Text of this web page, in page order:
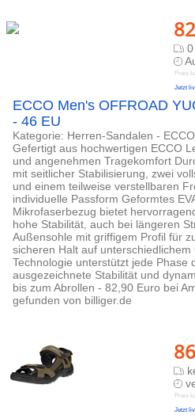
0
Preis
Jetzt
ECCO Men's OFFROAD
- 46 EU
Kategorie: Herren-Sandalen -
Gefertigt aus hochwertigen ECCO
und angenehmen Tragekomfort
mit seitlicher Stabilisierung, zwei
und einem teilweise verstellbaren
individuelle Passform Geformtes
Mikrofaserbezug bietet
hohe Stabilität, auch bei längeren
Außensohle mit griffigem Profil für
sicheren Halt auf unterschiedlichem
Technologie unterstützt jede Phase
ausgezeichnete Stabilität und
bis zum Abrollen - 82,90 Euro bei
gefunden von billiger.de
Preis
Jetzt